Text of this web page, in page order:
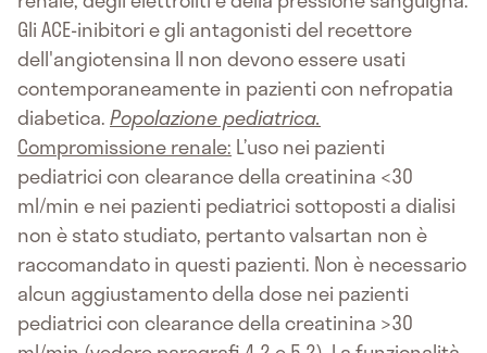
Gli ACE-inibitori e gli antagonisti del recettore
dell'angiotensina II non devono essere usati
contemporaneamente in pazienti con nefropatia
diabetica.Popolazione pediatrica.
Compromissione renale: L’uso nei pazienti
pediatrici con clearance della creatinina <30
ml/min e nei pazienti pediatrici sottoposti a dialisi
non è stato studiato, pertanto valsartan non è
raccomandato in questi pazienti. Non è necessario
alcun aggiustamento della dose nei pazienti
pediatrici con clearance della creatinina >30